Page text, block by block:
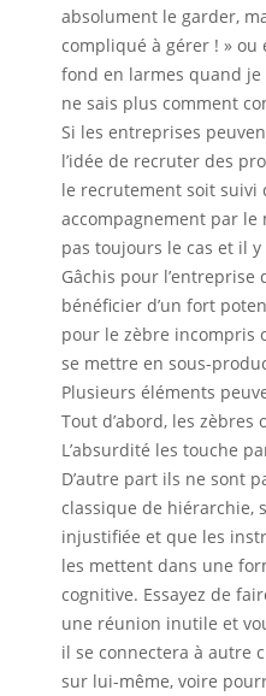
absolument le garder,
compliqué à gérer ! » ou
fond en larmes quand
ne sais plus comment
Si les entreprises
l’idée de recruter des
le recrutement soit suivi
accompagnement par le
pas toujours le cas et il
Gâchis pour l’entreprise
bénéficier d’un fort
pour le zèbre incompris
se mettre en sous-
Plusieurs éléments
Tout d’abord, les
L’absurdité les touche
D’autre part ils ne sont
classique de hiérarchie,
injustifiée et que les
les mettent dans une
cognitive. Essayez de
une réunion inutile et
il se connectera à autre
sur lui-même, voire